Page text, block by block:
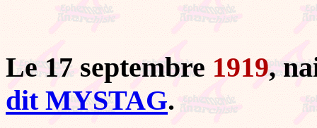
Le 17 septembre 1919,
dit MYSTAG.